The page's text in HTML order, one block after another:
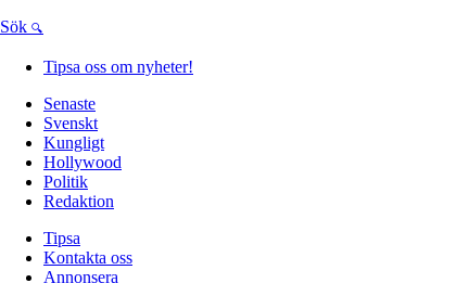
Sök
Tipsa oss om nyheter!
Senaste
Svenskt
Kungligt
Hollywood
Politik
Redaktion
Tipsa
Kontakta oss
Annonsera